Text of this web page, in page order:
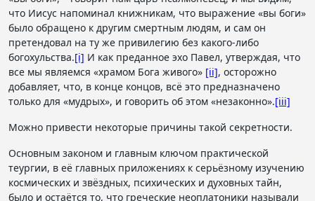
что Иисус напоминал книжникам, что выражение «вы боги»
было обращено к другим смертным людям, и сам он
претендовал на ту же привилегию без какого-либо
богохульства.[i] И как преданное эхо Павел, утверждая, что
все мы являемся «храмом Бога живого» [ii], осторожно
добавляет, что, в конце концов, всё это предназначено
только для «мудрых», и говорить об этом «незаконно».[iii]
Можно привести некоторые причины такой секретности.
Основным законом и главным ключом практической
теургии, в её главных приложениях к серьёзному изучению
космических и звёздных, психических и духовных тайн,
было и остаётся то, что греческие неоплатоники называли